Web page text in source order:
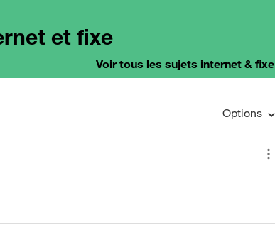
et fixe
Voir tous les sujets internet & fixe
Options